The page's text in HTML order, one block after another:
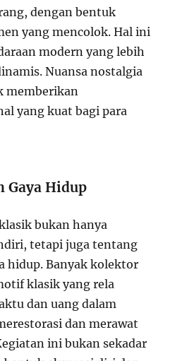
dengan bentuk
yang mencolok. Hal ini
modern yang lebih
Nuansa nostalgia
memberikan
yang kuat bagi para
Gaya Hidup
bukan hanya
tetapi juga tentang
hidup. Banyak kolektor
klasik yang rela
dan uang dalam
dan merawat
ini bukan sekadar